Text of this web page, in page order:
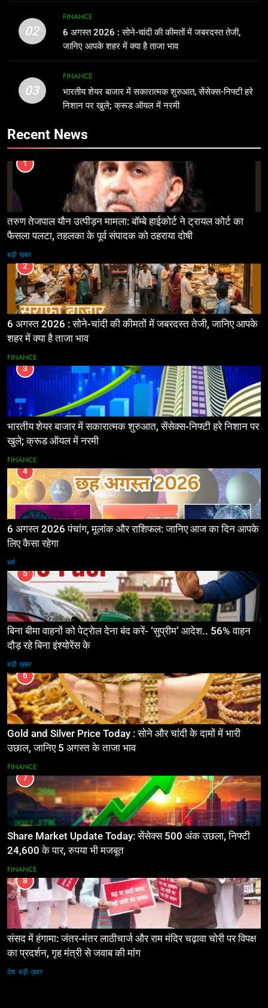
02
FINANCE
6 अगस्त 2026 : सोने-चांदी की कीमतों में जबरदस्त तेजी,
जानिए आपके शहर में क्या है ताजा भाव
03
FINANCE
भारतीय शेयर बाजार में सकारात्मक शुरुआत, सेंसेक्स-निफ्टी हरे
निशान पर खुले; क्रूड ऑयल में नरमी
Recent News
1
तरुण तेजपाल यौन उत्पीड़न मामला: बॉम्बे हाईकोर्ट ने ट्रायल कोर्ट का
फैसला पलटा, तहलका के पूर्व संपादक को ठहराया दोषी
बड़ी ख़बर
2
6 अगस्त 2026 : सोने-चांदी की कीमतों में जबरदस्त तेजी, जानिए आपके
शहर में क्या है ताजा भाव
FINANCE
3
भारतीय शेयर बाजार में सकारात्मक शुरुआत, सेंसेक्स-निफ्टी हरे निशान पर
खुले; क्रूड ऑयल में नरमी
FINANCE
4
6 अगस्त 2026 पंचांग, मूलांक और राशिफल: जानिए आज का दिन आपके
लिए कैसा रहेगा
धर्म
5
बिना बीमा वाहनों को पेट्राेल देना बंद करें- ‘सुप्रीम’ आदेश.. 56% वाहन
दौड़ रहे बिना इंश्योरेंस के
बड़ी ख़बर
6
Gold and Silver Price Today : सोने और चांदी के दामों में भारी
उछाल, जानिए 5 अगस्त के ताजा भाव
FINANCE
7
Share Market Update Today: सेंसेक्स 500 अंक उछला, निफ्टी
24,600 के पार, रुपया भी मजबूत
FINANCE
8
संसद में हंगामा: जंतर-मंतर लाठीचार्ज और राम मंदिर चढ़ावा चोरी पर विपक्ष
का प्रदर्शन, गृह मंत्री से जवाब की मांग
देश बड़ी ख़बर